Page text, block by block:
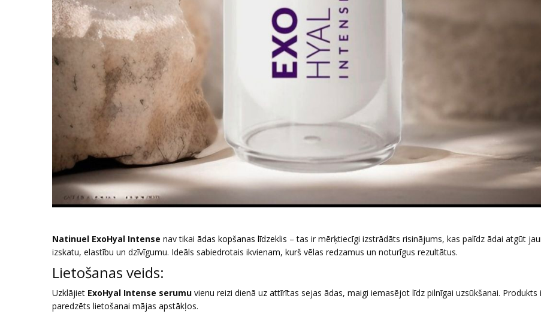
Natinuel ExoHyal Intense nav tikai ādas kopšanas līdzeklis – tas ir mērķtiecīgi izstrādāts risinājums, kas palīdz ādai atgūt
izskatu, elastību un dzīvīgumu. Ideāls sabiedrotais ikvienam, kurš vēlas redzamus un noturīgus rezultātus.
Lietošanas veids:
Uzklājiet ExoHyal Intense serumu vienu reizi dienā uz attīrītas sejas ādas, maigi iemasējot līdz pilnīgai uzsūkšanai. Produkts
paredzēts lietošanai mājas apstākļos.